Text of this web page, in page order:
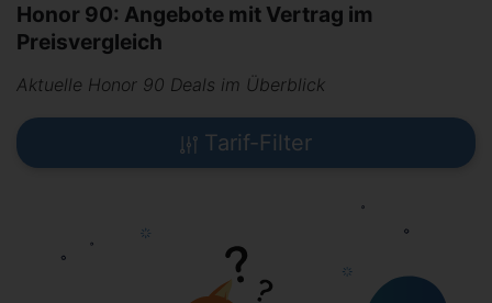
Honor 90: Angebote mit Vertrag im
Preisvergleich
Aktuelle Honor 90 Deals im Überblick
Tarif-Filter